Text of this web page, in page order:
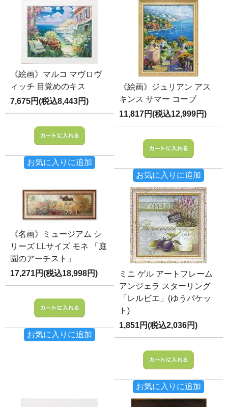
《絵画》マルコ マヴロヴ
ィッチ 目覚めのキス
7,675円(税込8,443円)
お気に入りに追加
《絵画》ジュリアン アス
キンス サマー コーブ
11,817円(税込12,999円)
お気に入りに追加
《名画》ミュージアム シ
リーズ LLサイズ モネ 「庭
園のアーチスト」
17,271円(税込18,998円)
お気に入りに追加
ミニ ゲル アートフレーム
アンジェラ スターリング
「レルビエ」(ゆうパケッ
ト)
1,851円(税込2,036円)
お気に入りに追加